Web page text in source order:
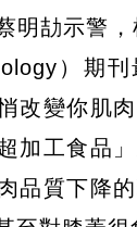
明劼示警
）期
改變你肌
加工食品
品質下降